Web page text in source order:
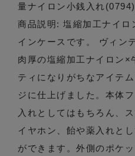
量ナイロン小銭入れ(0794)
商品説明: 塩縮加工ナイロ
インケースです。 ヴィン
肉厚の塩縮加工ナイロン×
ティになりがちなアイテ
ジに仕上げました。本体
入れとしてはもちろん、
イヤホン、飴や薬入れと
ができます。外側のポケ